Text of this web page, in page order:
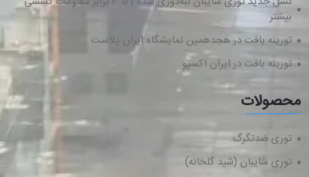
بیشتر
تورینه بافت در هجدهمین نمایشگاه ایران پلاست
تورینه بافت در ایران اکسپو
محصولات
توری ضدتگرگ
توری سایبان (شید گلخانه)